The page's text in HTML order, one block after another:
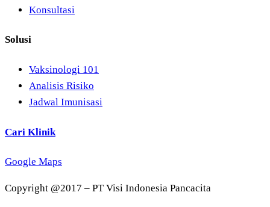
Konsultasi
Solusi
Vaksinologi 101
Analisis Risiko
Jadwal Imunisasi
Cari Klinik
Google Maps
Copyright @2017 – PT Visi Indonesia Pancacita